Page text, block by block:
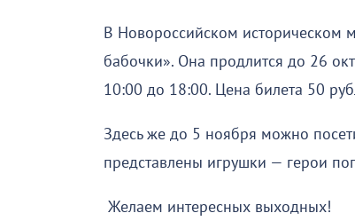
В Новороссийском историческом
бабочки». Она продлится до 26
10:00 до 18:00. Цена билета 50
Здесь же до 5 ноября можно
представлены игрушки — герои
Желаем интересных выходных!